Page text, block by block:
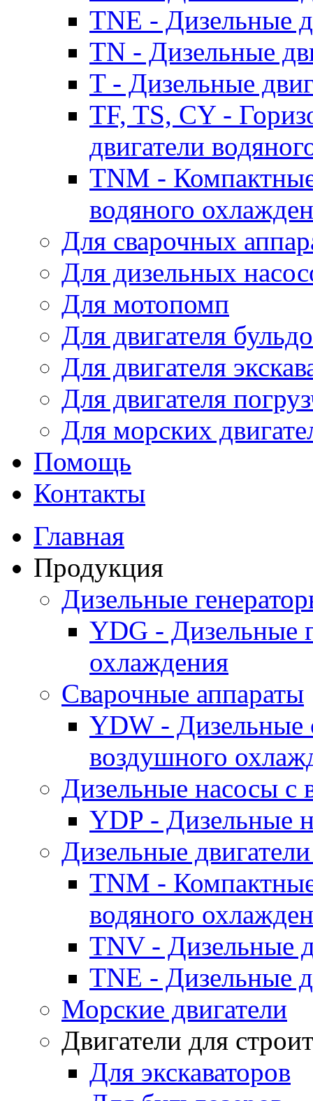
TNE - Дизельные
TN - Дизельные
T - Дизельные
TF, TS, CY -
двигатели
TNM -
водяного
Для сварочных
Для дизельных
Для мотопомп
Для двигателя
Для двигателя
Для двигателя
Для морских
Помощь
Контакты
Главная
Продукция
Дизельные
YDG - Дизельные
охлаждения
Cварочные аппараты
YDW - Дизельные
воздушного
Дизельные насосы
YDP - Дизельные
Дизельные
TNM -
водяного
TNV - Дизельные
TNE - Дизельные
Морские двигатели
Двигатели для
Для экскаваторов